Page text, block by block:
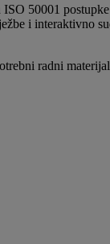
50001
i interaktivno
radni